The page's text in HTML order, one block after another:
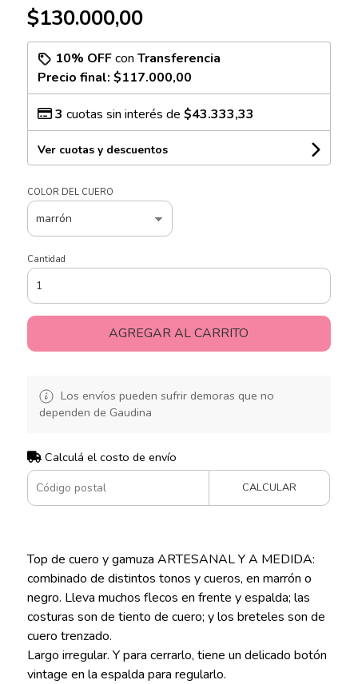
$130.000,00
10% OFFcon Transferencia
Precio final: $117.000,00
3 cuotas sin interés de $43.333,33
Ver cuotas y descuentos
COLOR DEL CUERO
Cantidad
AGREGAR AL CARRITO
Los envíos pueden sufrir demoras que no
dependen de Gaudina
Calculá el costo de envío
CALCULAR
Top de cuero y gamuza ARTESANAL Y A MEDIDA:
combinado de distintos tonos y cueros, en marrón o
negro. Lleva muchos flecos en frente y espalda; las
costuras son de tiento de cuero; y los breteles son de
cuero trenzado.
Largo irregular. Y para cerrarlo, tiene un delicado botón
vintage en la espalda para regularlo.